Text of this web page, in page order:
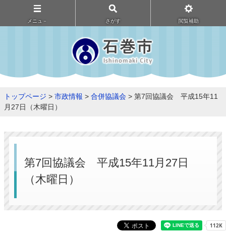
メニュ－ さがす 閲覧補助
トップページ > 市政情報 > 合併協議会 > 第7回協議会 平成15年11
月27日（木曜日）
第7回協議会 平成15年11月27日
（木曜日）